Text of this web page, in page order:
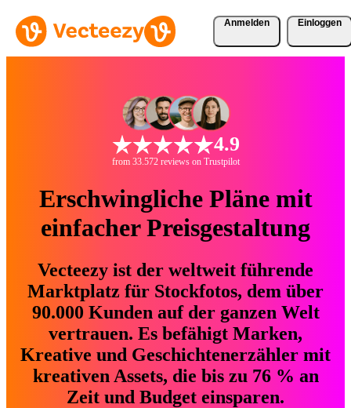
Anmelden Einloggen
4.9
from 33.572 reviews on Trustpilot
Erschwingliche Pläne mit
einfacher Preisgestaltung
Vecteezy ist der weltweit führende
Marktplatz für Stockfotos, dem über
90.000 Kunden auf der ganzen Welt
vertrauen. Es befähigt Marken,
Kreative und Geschichtenerzähler mit
kreativen Assets, die bis zu 76 % an
Zeit und Budget einsparen.